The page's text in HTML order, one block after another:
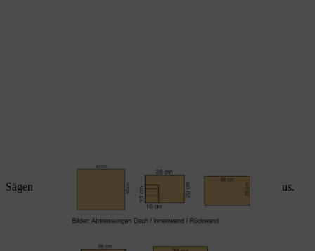
Sägen Sie den Eingang für das Igelhaus aus der Vorderwand aus.